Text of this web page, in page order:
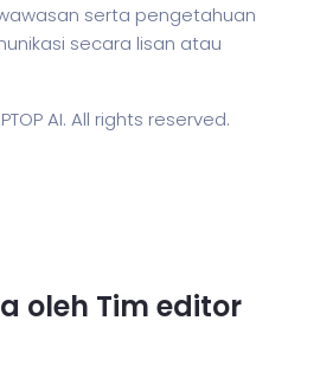
serta pengetahuan
secara lisan atau
AI. All rights reserved.
oleh Tim editor